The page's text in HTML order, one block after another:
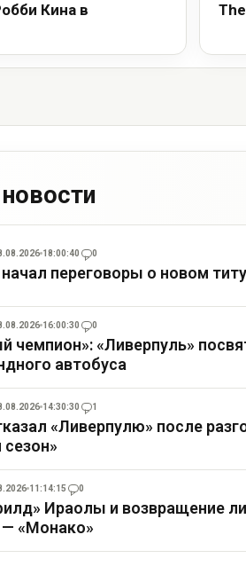
Кина в
18:00:40 0
начал переговоры о новом
16:00:30 0
чемпион»: «Ливерпуль»
автобуса
14:30:30 1
«Ливерпулю» после
11:14:15 0
Ираолы и возвращение
— «Монако»